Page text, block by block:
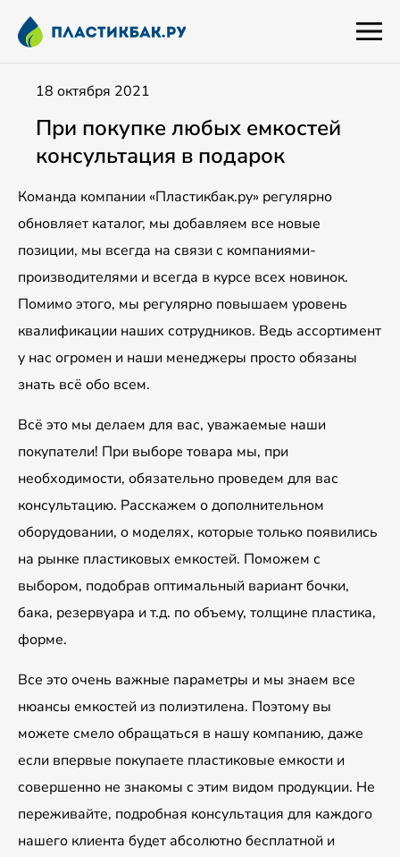
18 октября 2021
При покупке любых емкостей
консультация в подарок
Команда компании «Пластикбак.ру» регулярно
обновляет каталог, мы добавляем все новые
позиции, мы всегда на связи с компаниями-
производителями и всегда в курсе всех новинок.
Помимо этого, мы регулярно повышаем уровень
квалификации наших сотрудников. Ведь ассортимент
у нас огромен и наши менеджеры просто обязаны
знать всё обо всем.
Всё это мы делаем для вас, уважаемые наши
покупатели! При выборе товара мы, при
необходимости, обязательно проведем для вас
консультацию. Расскажем о дополнительном
оборудовании, о моделях, которые только появились
на рынке пластиковых емкостей. Поможем с
выбором, подобрав оптимальный вариант бочки,
бака, резервуара и т.д. по объему, толщине пластика,
форме.
Все это очень важные параметры и мы знаем все
нюансы емкостей из полиэтилена. Поэтому вы
можете смело обращаться в нашу компанию, даже
если впервые покупаете пластиковые емкости и
совершенно не знакомы с этим видом продукции. Не
переживайте, подробная консультация для каждого
нашего клиента будет абсолютно бесплатной и